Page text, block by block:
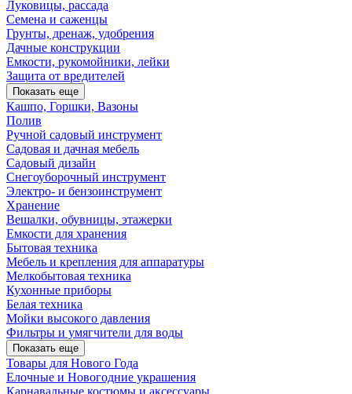
Луковицы, рассада
Семена и саженцы
Грунты, дренаж, удобрения
Дачные конструкции
Емкости, рукомойники, лейки
Защита от вредителей
Показать еще
Кашпо, Горшки, Вазоны
Полив
Ручной садовый инструмент
Садовая и дачная мебель
Садовый дизайн
Снегоуборочный инструмент
Электро- и бензоинструмент
Хранение
Вешалки, обувницы, этажерки
Емкости для хранения
Бытовая техника
Мебель и крепления для аппаратуры
Мелкобытовая техника
Кухонные приборы
Белая техника
Мойки высокого давления
Фильтры и умягчители для воды
Показать еще
Товары для Нового Года
Елочные и Новогодние украшения
Карнавальные костюмы и аксессуары